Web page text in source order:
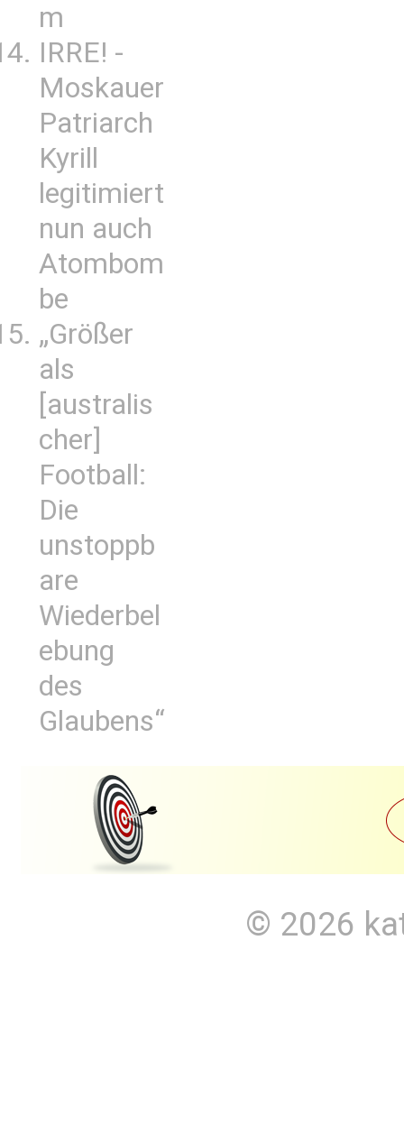
m
IRRE! -
Moskauer
Patriarch
Kyrill
legitimiert
nun auch
Atombom
be
„Größer
als
[australis
cher]
Football:
Die
unstoppb
are
Wiederbel
ebung
des
Glaubens“
© 2026